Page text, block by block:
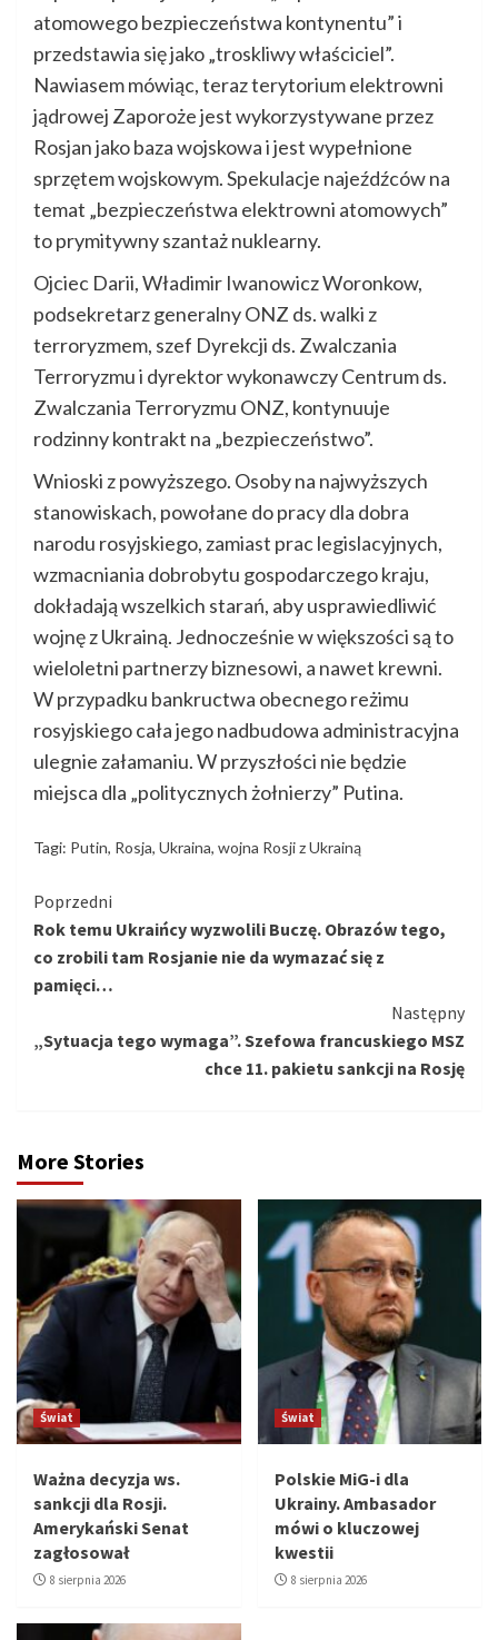
atomowego bezpieczeństwa kontynentu” i
przedstawia się jako „troskliwy właściciel”.
Nawiasem mówiąc, teraz terytorium elektrowni
jądrowej Zaporoże jest wykorzystywane przez
Rosjan jako baza wojskowa i jest wypełnione
sprzętem wojskowym. Spekulacje najeźdźców na
temat „bezpieczeństwa elektrowni atomowych”
to prymitywny szantaż nuklearny.
Ojciec Darii, Władimir Iwanowicz Woronkow,
podsekretarz generalny ONZ ds. walki z
terroryzmem, szef Dyrekcji ds. Zwalczania
Terroryzmu i dyrektor wykonawczy Centrum ds.
Zwalczania Terroryzmu ONZ, kontynuuje
rodzinny kontrakt na „bezpieczeństwo”.
Wnioski z powyższego. Osoby na najwyższych
stanowiskach, powołane do pracy dla dobra
narodu rosyjskiego, zamiast prac legislacyjnych,
wzmacniania dobrobytu gospodarczego kraju,
dokładają wszelkich starań, aby usprawiedliwić
wojnę z Ukrainą. Jednocześnie w większości są to
wieloletni partnerzy biznesowi, a nawet krewni.
W przypadku bankructwa obecnego reżimu
rosyjskiego cała jego nadbudowa administracyjna
ulegnie załamaniu. W przyszłości nie będzie
miejsca dla „politycznych żołnierzy” Putina.
Tagi: Putin, Rosja, Ukraina, wojna Rosji z Ukrainą
Kontynuuj
czytanie
Poprzedni
Rok temu Ukraińcy wyzwolili Buczę. Obrazów tego,
co zrobili tam Rosjanie nie da wymazać się z
pamięci…
Następny
„Sytuacja tego wymaga”. Szefowa francuskiego MSZ
chce 11. pakietu sankcji na Rosję
More Stories
Świat
Ważna decyzja ws.
sankcji dla Rosji.
Amerykański Senat
zagłosował
8 sierpnia 2026
Świat
Polskie MiG-i dla
Ukrainy. Ambasador
mówi o kluczowej
kwestii
8 sierpnia 2026